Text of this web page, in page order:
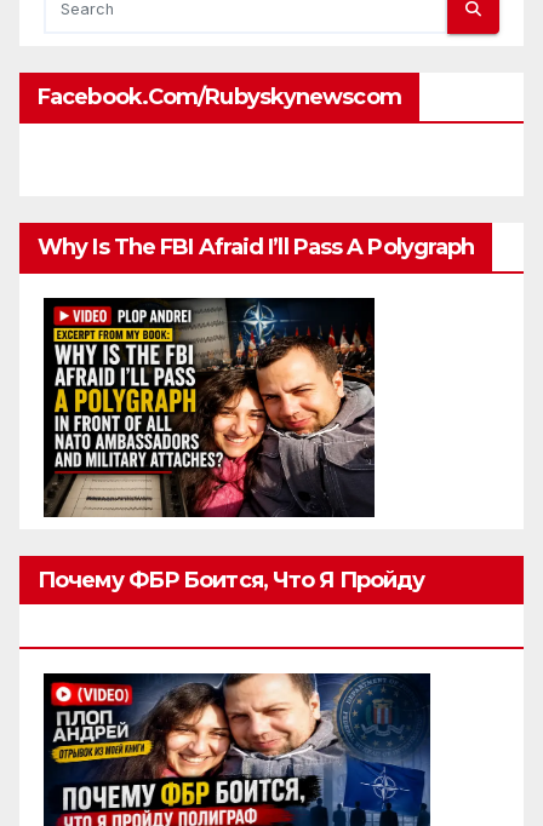
Facebook.com/rubyskynewscom
Why Is The FBI Afraid I’ll Pass A Polygraph
Почему ФБР Боится, Что Я Пройду